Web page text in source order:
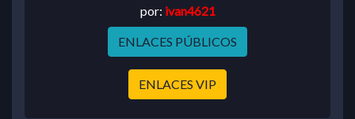
por: ivan4621
ENLACES PÚBLICOS
ENLACES VIP